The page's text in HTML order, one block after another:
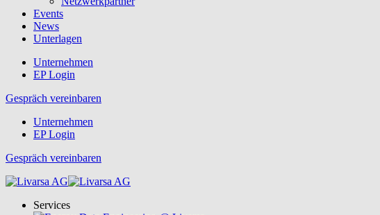
Events
News
Unterlagen
Unternehmen
EP Login
Gespräch vereinbaren
Unternehmen
EP Login
Gespräch vereinbaren
Services